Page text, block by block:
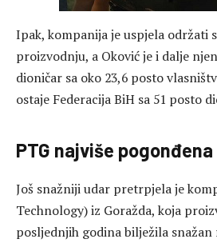
Ipak, kompanija je uspjela održati
proizvodnju, a Oković je i dalje
dioničar sa oko 23,6 posto
ostaje Federacija BiH sa 51 posto
PTG najviše
Još snažniji udar pretrpjela je
Technology) iz Goražda, koja
posljednjih godina bilježila snažan